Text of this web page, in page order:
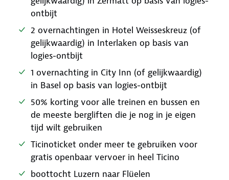
ontbijt
2 overnachtingen in Hotel Weisseskreuz (of
gelijkwaardig) in Interlaken op basis van
logies-ontbijt
1 overnachting in City Inn (of gelijkwaardig)
in Basel op basis van logies-ontbijt
50% korting voor alle treinen en bussen en
de meeste bergliften die je nog in je eigen
tijd wilt gebruiken
Ticinoticket onder meer te gebruiken voor
gratis openbaar vervoer in heel Ticino
boottocht Luzern naar Flüelen